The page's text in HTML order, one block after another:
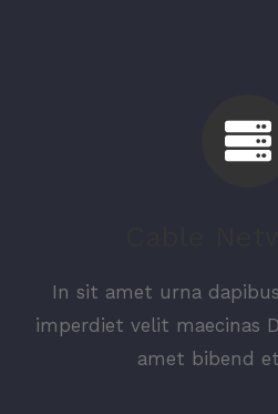
In sit amet urna
imperdiet velit maecinas
amet bibend